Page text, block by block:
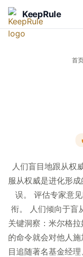
KeepRule
首
人们盲目地跟从权
服从权威是进化形
误。 评估专家意
衔。 人们倾向于盲
关键洞察：米尔格
的命令就会对他人
目追随著名基金经